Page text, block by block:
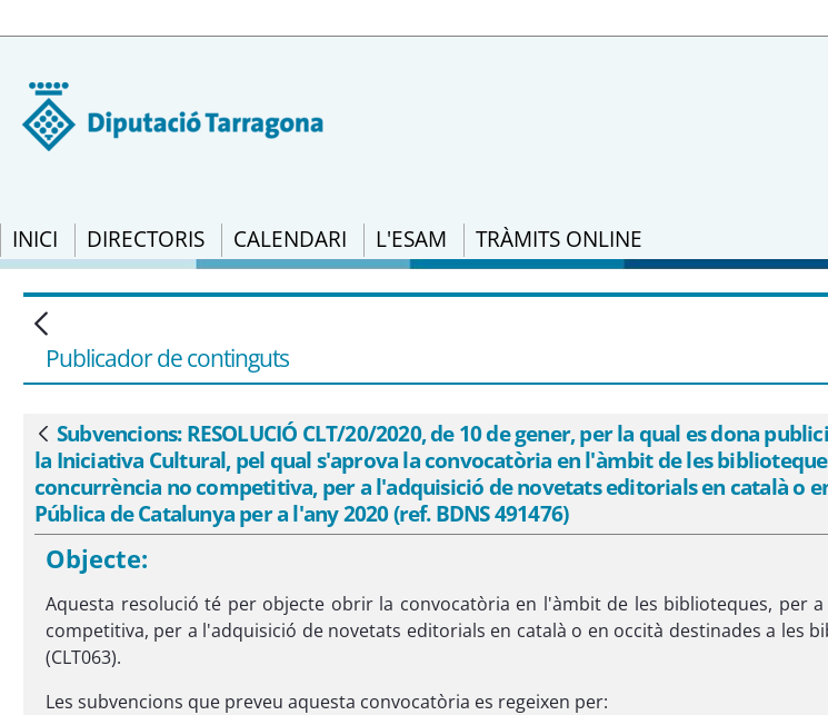
INICI DIRECTORIS CALENDARI L'ESAM TRÀMITS ONLINE
Subvencions: RESOLUCIÓ CLT/20/2020, de 10 de gener, per la
d&#39;Administració de l&#39;Oficina de Suport a la Iniciativa
l&#39;àmbit de les biblioteques per a la concessió de subvencions
per a l&#39;adquisició de novetats editorials en català o en occità
Publicador de continguts
Vés enrere
Subvencions: RESOLUCIÓ CLT/20/2020, de 10 de gener, per la qual es dona
la Iniciativa Cultural, pel qual s'aprova la convocatòria en l'àmbit de les
concurrència no competitiva, per a l'adquisició de novetats editorials en català o
Pública de Catalunya per a l'any 2020 (ref. BDNS 491476)
Objecte:
Aquesta resolució té per objecte obrir la convocatòria en l'àmbit de les biblioteques, per
competitiva, per a l'adquisició de novetats editorials en català o en occità destinades a les
(CLT063).
Les subvencions que preveu aquesta convocatòria es regeixen per: